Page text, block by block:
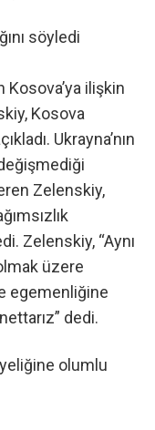
söyledi
Kosova’ya ilişkin
Kosova
Ukrayna’nın
Zelenskiy,
Zelenskiy, “Aynı
üzere
egemenliğine
dedi.
olumlu